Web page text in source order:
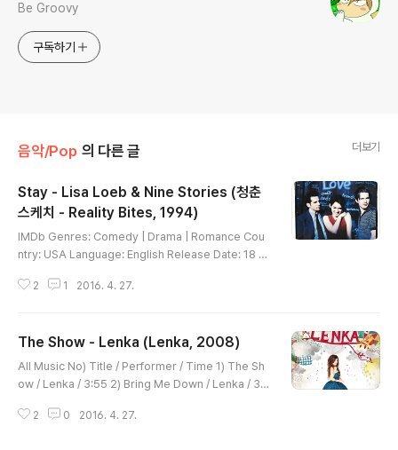
Be Groovy
구독하기
음악/Pop 의 다른 글 더보기
Stay - Lisa Loeb & Nine Stories (청춘
스케치 - Reality Bites, 1994)
IMDb Genres: Comedy | Drama | Romance Cou
ntry: USA Language: English Release Date: 18 F
t Clay Street, Houston, Texas, USA Director: Be
프로그램 진행자와의 갈등끝에 직장을 잃고 심한 경제적인
어려움을 겪게 된다. 그의 연인이자 가수 지망생인 트로이
역시 실직상태로 그녀의 아파트에 얹혀 사는 신세. 그런 그
들고, 레이나는 그의 끈질긴 구애로 인해 방황하..
2 1 2016. 4. 27.
The Show - Lenka (Lenka, 2008)
All Music No) Title / Performer / Time 1) The Sh
ow / Lenka / 3:55 2) Bring Me Down / Lenka / 3:2
/ Lenka / 2:50 5) Anything I'm Not / Lenka / 3:18
2 0 2016. 4. 27.